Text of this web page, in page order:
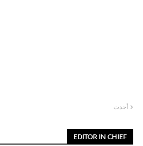
أحدث
EDITOR IN CHIEF